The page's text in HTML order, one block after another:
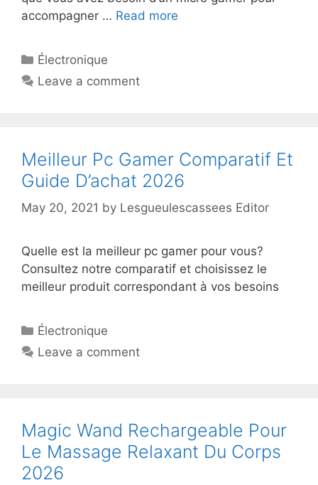
accompagner … Read more
Électronique
Leave a comment
Meilleur Pc Gamer Comparatif Et
Guide D’achat 2026
May 20, 2021 by Lesgueulescassees Editor
Quelle est la meilleur pc gamer pour vous?
Consultez notre comparatif et choisissez le
meilleur produit correspondant à vos besoins
Électronique
Leave a comment
Magic Wand Rechargeable Pour
Le Massage Relaxant Du Corps
2026